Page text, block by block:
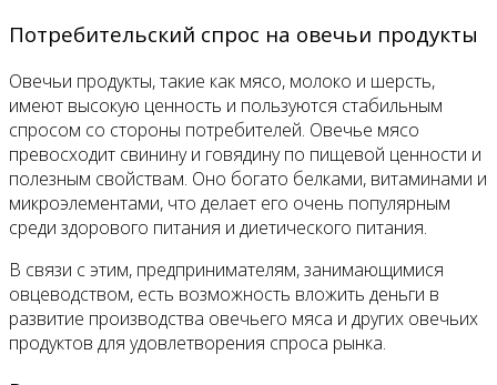
Потребительский спрос на овечьи продукты
Овечьи продукты, такие как мясо, молоко и шерсть,
имеют высокую ценность и пользуются стабильным
спросом со стороны потребителей. Овечье мясо
превосходит свинину и говядину по пищевой ценности и
полезным свойствам. Оно богато белками, витаминами и
микроэлементами, что делает его очень популярным
среди здорового питания и диетического питания.
В связи с этим, предпринимателям, занимающимися
овцеводством, есть возможность вложить деньги в
развитие производства овечьего мяса и других овечьих
продуктов для удовлетворения спроса рынка.